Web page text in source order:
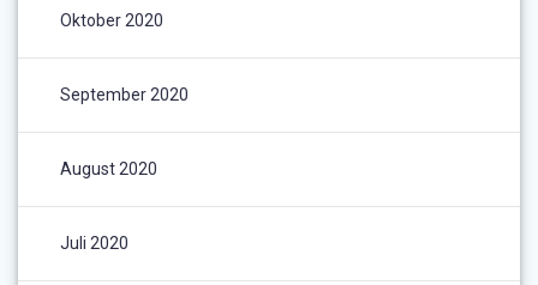
Oktober 2020
September 2020
August 2020
Juli 2020